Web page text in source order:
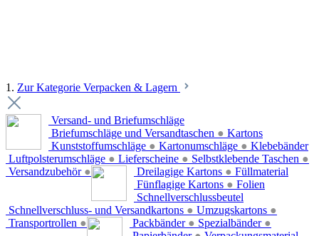
1. Zur Kategorie Verpacken & Lagern
Versand- und Briefumschläge
Briefumschläge und Versandtaschen ●
Kunststoffumschläge ● Kartonumschläge ●
Luftpolsterumschläge ● Lieferscheine ● Selbstklebende Taschen ●
Versandzubehör ●
Kartons
Dreilagige Kartons ●
Fünflagige Kartons ●
Schnellverschluss- und Versandkartons ● Umzugskartons ●
Transportrollen ●
Klebebänder
Packbänder ● Spezialbänder ●
Füllmaterial
Folien
Schnellverschlussbeutel